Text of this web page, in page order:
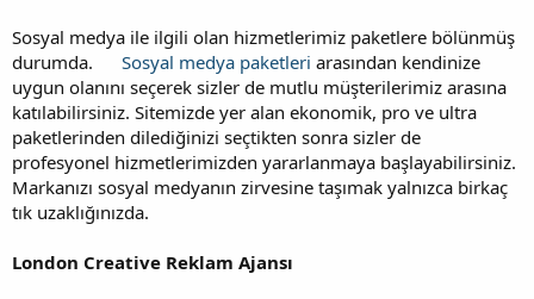
Sosyal medya ile ilgili olan hizmetlerimiz paketlere bölünmüş
durumda.
Sosyal medya paketleri arasından kendinize
uygun olanını seçerek sizler de mutlu müşterilerimiz arasına
katılabilirsiniz. Sitemizde yer alan ekonomik, pro ve ultra
paketlerinden dilediğinizi seçtikten sonra sizler de
profesyonel hizmetlerimizden yararlanmaya başlayabilirsiniz.
Markanızı sosyal medyanın zirvesine taşımak yalnızca birkaç
tık uzaklığınızda.
London Creative Reklam Ajansı